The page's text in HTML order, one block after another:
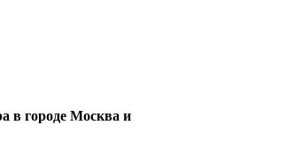
в городе Москва и